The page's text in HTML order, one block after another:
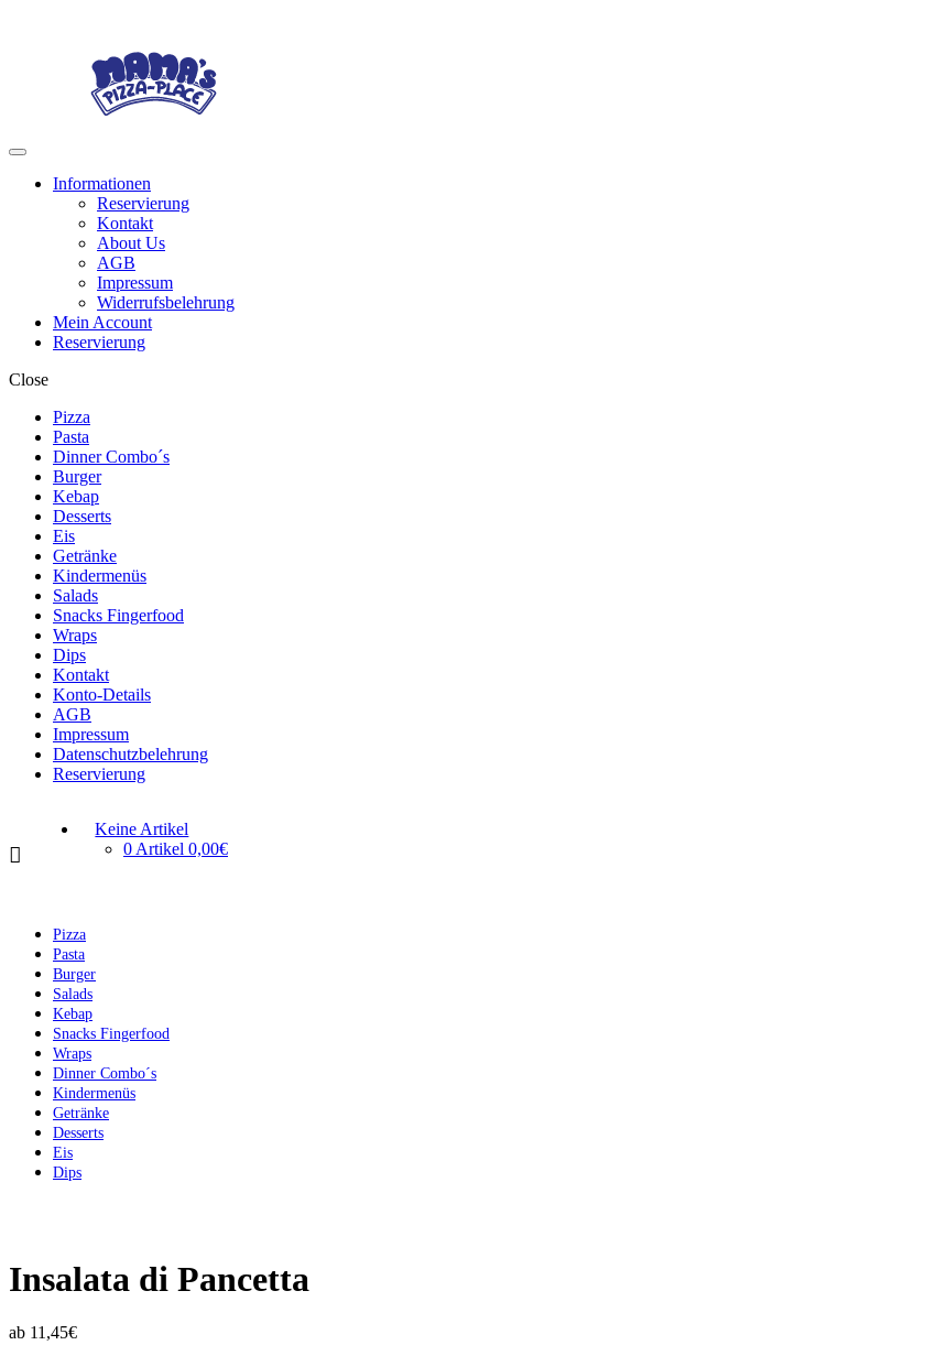
Menu
Informationen
Reservierung
Kontakt
About Us
AGB
Impressum
Widerrufsbelehrung
Mein Account
Reservierung
Close
Pizza
Pasta
Dinner Combo´s
Burger
Kebap
Desserts
Eis
Getränke
Kindermenüs
Salads
Snacks Fingerfood
Wraps
Dips
Kontakt
Konto-Details
AGB
Impressum
Datenschutzbelehrung
Reservierung
Keine Artikel
0 Artikel 0,00€
Pizza
Pasta
Burger
Salads
Kebap
Snacks Fingerfood
Wraps
Dinner Combo´s
Kindermenüs
Getränke
Desserts
Eis
Dips
Insalata di Pancetta
ab 11,45€